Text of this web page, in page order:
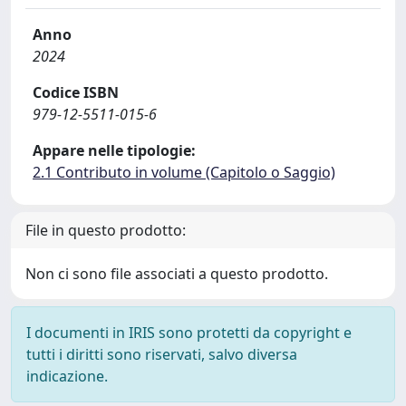
Anno
2024
Codice ISBN
979-12-5511-015-6
Appare nelle tipologie:
2.1 Contributo in volume (Capitolo o Saggio)
File in questo prodotto:
Non ci sono file associati a questo prodotto.
I documenti in IRIS sono protetti da copyright e
tutti i diritti sono riservati, salvo diversa
indicazione.